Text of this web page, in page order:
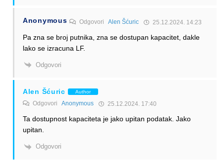
Anonymous OdgovoriAlen Šćuric 25.12.2024. 14:23
Pa zna se broj putnika, zna se dostupan kapacitet, dakle
lako se izracuna LF.
Odgovori
Alen Šćuric Author
Odgovori Anonymous 25.12.2024. 17:40
Ta dostupnost kapaciteta je jako upitan podatak. Jako
upitan.
Odgovori